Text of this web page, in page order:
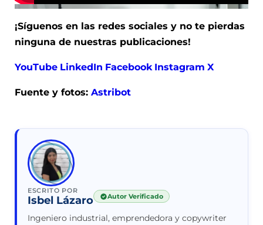
¡Síguenos en las redes sociales y no te pierdas
ninguna de nuestras publicaciones!
YouTube LinkedIn Facebook Instagram X
Fuente y fotos: Astribot
ESCRITO POR
Isbel Lázaro Autor Verificado
Ingeniero industrial, emprendedora y copywriter